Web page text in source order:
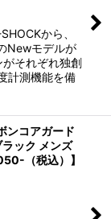
から、
Newモデルが
それぞれ独創
計測機能を備
ンコアガード
ック メンズ
（税込）】